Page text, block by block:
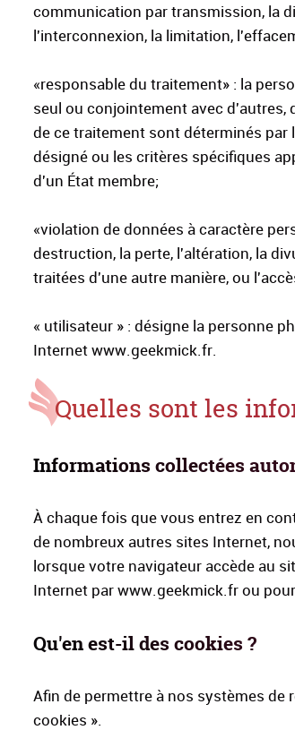
communication par transmission, la
l'interconnexion, la limitation,
«responsable du traitement» : la
seul ou conjointement avec d'autres,
de ce traitement sont déterminés
désigné ou les critères spécifiques
d'un État membre;
«violation de données à caractère
destruction, la perte, l'altération, la
traitées d'une autre manière, ou
« utilisateur » : désigne la personne
Internet www.geekmick.fr.
Quelles sont les
Informations collectées
À chaque fois que vous entrez en
de nombreux autres sites Internet,
lorsque votre navigateur accède au
Internet par www.geekmick.fr ou
Qu'en est-il des cookies ?
Afin de permettre à nos systèmes
cookies ».